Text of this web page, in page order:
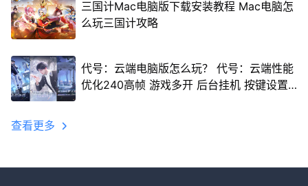
三国计Mac电脑版下载安装教程 Mac电脑怎
么玩三国计攻略
代号：云端电脑版怎么玩？ 代号：云端性能
优化240高帧 游戏多开 后台挂机 按键设置
查看更多